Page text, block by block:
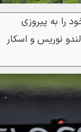
را به پیروزی
نوریس و اسکار